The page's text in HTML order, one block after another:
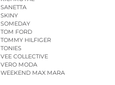
SANETTA
SKINY
SOMEDAY
TOM FORD
TOMMY HILFIGER
TONIES
VEE COLLECTIVE
VERO MODA
WEEKEND MAX MARA